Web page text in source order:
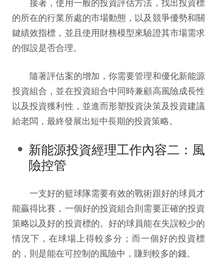
的所在的行業所處的市場動態，以及競爭優勢和關
鍵績效指標，並且使用財務模型來驗證其市場需求
的假設是否合理。
隨著評估案的增加，你需要管理和優化新能源
投資組合，並在投資組合中同時兼顧高風險成長性
以及投資獲利性，並進而形塑投資決策及投資建議
給老闆，最終發展出短中長期的投資策略。
新能源投資經理工作內容二：風
險控管
一支好的籃球隊需要有效的戰術跟好的球員才
能贏得比賽，一個好的投資組合則需要正確的投資
策略以及好的投資標的。好的球員能在失誤較少的
情況下，在球場上得較多分；而一個好的投資標
的，則是能在可控制的風險中，賺到較多的錢。